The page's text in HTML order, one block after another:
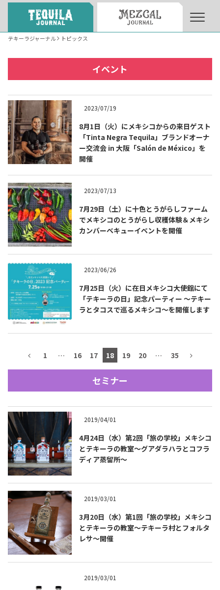
テキーラのつくり方 How to Make Tequila
テキーラマーケット
テキーラの飲み方
テキーラマップ
メキシコ料理
メキシコ旅行 Travel of Mexico
メキシコの記念日
お問合せ
Contact
テキーラ・メスカルが飲める
Bar & Restaurant
Tequila Journal SNS 在日メキシコ大使館 SNS
テキーラジャーナル トピックス
イベント
2023/07/19
8月1日（火）にメキシコからの来日ゲスト
「Tinta Negra Tequila」ブランドオーナ
ー交流会 in 大阪「Salón de México」を
開催
2023/07/13
7月29日（土）に十色とうがらしファーム
でメキシコのとうがらし収穫体験＆メキシ
カンバーベキューイベントを開催
2023/06/26
7月25日（火）に在日メキシコ大使館にて
「テキーラの日」記念パーティー ～テキー
ラとタコスで巡るメキシコ～を開催します
1 … 16 17 18 19 20 … 35
セミナー
2019/04/01
4月24日（水）第2回「旅の学校」メキシコ
とテキーラの教室〜グアダラハラとコフラ
ディア蒸留所～
2019/03/01
3月20日（水）第1回「旅の学校」メキシコ
とテキーラの教室〜テキーラ村とフォルタ
レサ〜開催
2019/03/01